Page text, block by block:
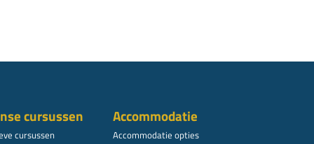
cursussen
cursussen
Accommodatie
Accommodatie opties